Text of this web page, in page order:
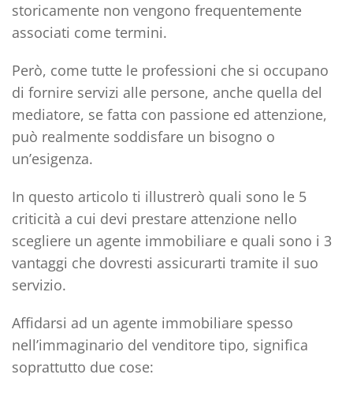
storicamente non vengono frequentemente
associati come termini.
Però, come tutte le professioni che si occupano
di fornire servizi alle persone, anche quella del
mediatore, se fatta con passione ed attenzione,
può realmente soddisfare un bisogno o
un’esigenza.
In questo articolo ti illustrerò quali sono le 5
criticità a cui devi prestare attenzione nello
scegliere un agente immobiliare e quali sono i 3
vantaggi che dovresti assicurarti tramite il suo
servizio.
Affidarsi ad un agente immobiliare spesso
nell’immaginario del venditore tipo, significa
soprattutto due cose: